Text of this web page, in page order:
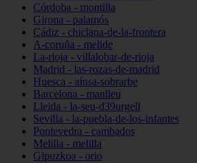
Córdoba - montilla
Girona - palamós
Cádiz - chiclana-de-la-frontera
A-coruña - melide
La-rioja - villalobar-de-rioja
Madrid - las-rozas-de-madrid
Huesca - aínsa-sobrarbe
Barcelona - manlleu
Lleida - la-seu-d39urgell
Sevilla - la-puebla-de-los-infantes
Pontevedra - cambados
Melilla - melilla
Gipuzkoa - orio